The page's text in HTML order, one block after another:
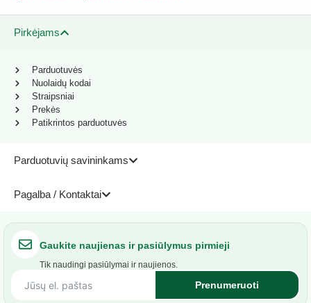
Pirkėjams
Parduotuvių savininkams
Pagalba / Kontaktai
Parduotuvės
Nuolaidų kodai
Straipsniai
Prekės
Patikrintos parduotuvės
Gaukite naujienas ir pasiūlymus pirmieji
Tik naudingi pasiūlymai ir naujienos.
Prenumeruoti